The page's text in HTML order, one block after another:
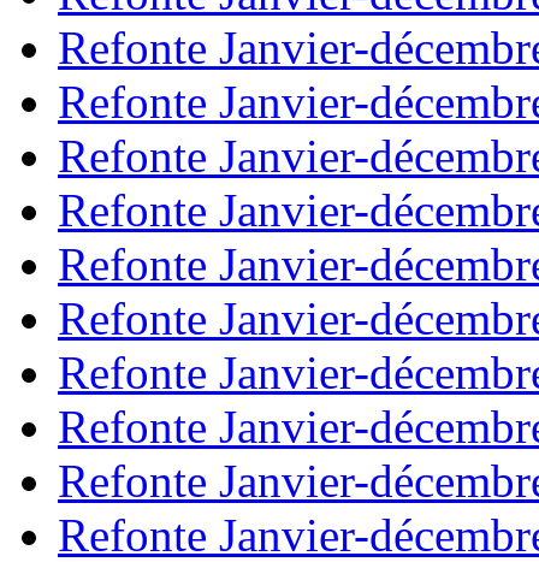
Refonte Janvier-
Refonte Janvier-
Refonte Janvier-
Refonte Janvier-
Refonte Janvier-
Refonte Janvier-
Refonte Janvier-
Refonte Janvier-
Refonte Janvier-
Refonte Janvier-